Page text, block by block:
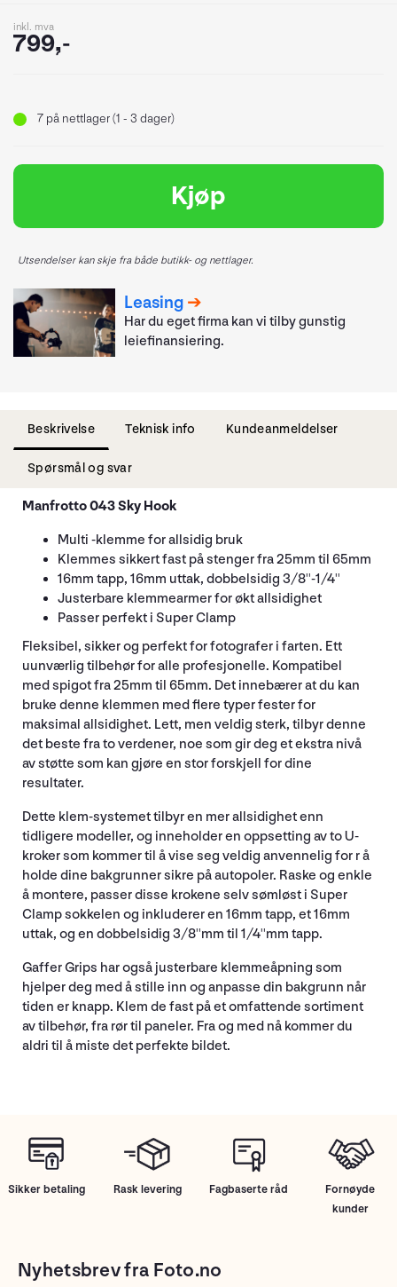
inkl. mva
799,-
7 på nettlager (1 - 3 dager)
Kjøp
Utsendelser kan skje fra både butikk- og nettlager.
Leasing
Har du eget firma kan vi tilby gunstig
leiefinansiering.
Beskrivelse Teknisk info Kundeanmeldelser
Spørsmål og svar
Manfrotto 043 Sky Hook
Multi -klemme for allsidig bruk
Klemmes sikkert fast på stenger fra 25mm til 65mm
16mm tapp, 16mm uttak, dobbelsidig 3/8''-1/4''
Justerbare klemmearmer for økt allsidighet
Passer perfekt i Super Clamp
Fleksibel, sikker og perfekt for fotografer i farten. Ett
uunværlig tilbehør for alle profesjonelle. Kompatibel
med spigot fra 25mm til 65mm. Det innebærer at du kan
bruke denne klemmen med flere typer fester for
maksimal allsidighet. Lett, men veldig sterk, tilbyr denne
det beste fra to verdener, noe som gir deg et ekstra nivå
av støtte som kan gjøre en stor forskjell for dine
resultater.
Dette klem-systemet tilbyr en mer allsidighet enn
tidligere modeller, og inneholder en oppsetting av to U-
kroker som kommer til å vise seg veldig anvennelig for r å
holde dine bakgrunner sikre på autopoler. Raske og enkle
å montere, passer disse krokene selv sømløst i Super
Clamp sokkelen og inkluderer en 16mm tapp, et 16mm
uttak, og en dobbelsidig 3/8''mm til 1/4''mm tapp.
Gaffer Grips har også justerbare klemmeåpning som
hjelper deg med å stille inn og anpasse din bakgrunn når
tiden er knapp. Klem de fast på et omfattende sortiment
av tilbehør, fra rør til paneler. Fra og med nå kommer du
aldri til å miste det perfekte bildet.
Sikker betaling Rask levering Fagbaserte råd
Fornøyde
kunder
Nyhetsbrev fra Foto.no